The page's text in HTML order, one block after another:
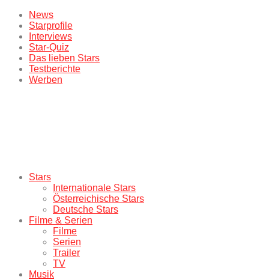
News
Starprofile
Interviews
Star-Quiz
Das lieben Stars
Testberichte
Werben
Stars
Internationale Stars
Österreichische Stars
Deutsche Stars
Filme & Serien
Filme
Serien
Trailer
TV
Musik